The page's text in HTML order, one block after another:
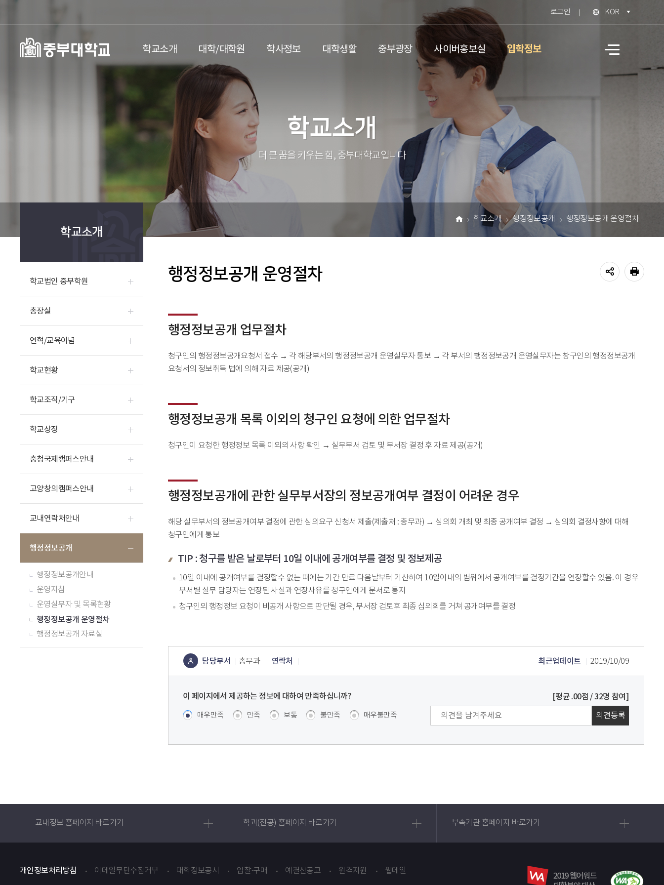
로그인 KOR
학교소개 대학/대학원 학사정보 대학생활 중부광장 사이버홍보실 입학정보
사
트
학교소개
더 큰 꿈을 키우는 힘, 중부대학교입니다
학교소개
학교법인 중부학원
총장실
연혁/교육이념
학교현황
학교조직/기구
학교상징
충청국제캠퍼스안내
고양창의캠퍼스안내
교내연락처안내
행정정보공개
행정정보공개안내
운영지침
운영실무자 및 목록현황
행정정보공개 운영절차
행정정보공개 자료실
행정정보공개 운영절차
학교소개 행정정보공개 행정정보공개 운영절차
행정정보공개 업무절차
청구인의 행정정보공개요청서 접수 → 각 해당부서의 행정정보공개 운영실무자 통보 → 각 부서의 행정정보공개 운영실무자는 창구인의 행정정보공개
요청서의 정보취득 법에 의해 자료 제공(공개)
행정정보공개 목록 이외의 청구인 요청에 의한 업무절차
청구인이 요청한 행정정보 목록 이외의 사항 확인 → 실무부서 검토 및 부서장 결정 후 자료 제공(공개)
행정정보공개에 관한 실무부서장의 정보공개여부 결정이 어려운 경우
해당 실무부서의 정보공개여부 결정에 관한 심의요구 신청서 제출(제출처 : 총무과) → 심의회 개최 및 최종 공개여부 결정 → 심의회 결정사항에 대해
청구인에게 통보
TIP : 청구를 받은 날로부터 10일 이내에 공개여부를 결정 및 정보제공
10일 이내에 공개여부를 결정할수 없는 때에는 기간 만료 다음날부터 기산하여 10일이내의 범위에서 공개여부를 결정기간을 연장할수 있음. 이 경우
부서별 실무 담당자는 연장된 사실과 연장사유를 청구인에게 문서로 통지
청구인의 행정정보 요청이 비공개 사항으로 판단될 경우, 부서장 검토후 최종 심의회를 거쳐 공개여부를 결정
정보책임자
담당부서 총무과 연락처 최근업데이트 2019/10/09
이 페이지에서 제공하는 정보에 대하여 만족하십니까?
콘텐츠 만족도 조사 [평균 .00점 /32명 참여]
매우만족 만족 보통 불만족 매우불만족
교내정보 홈페이지 바로가기 학과(전공) 홈페이지 바로가기 부속기관 홈페이지 바로가기
개인정보처리방침 이메일무단수집거부 대학정보공시 입찰·구매 예결산공고 원격지원 웹메일